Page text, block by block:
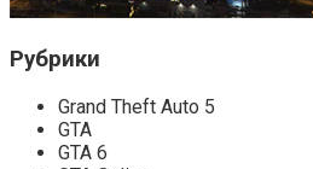
Рубрики
Grand Theft Auto 5
GTA
GTA 6